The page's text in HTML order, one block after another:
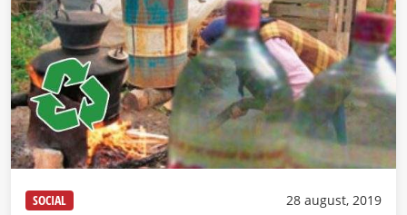
SOCIAL 28 august, 2019